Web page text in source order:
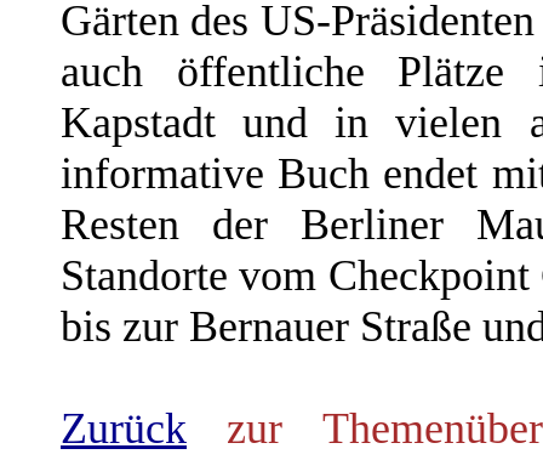
Gärten des US-
auch öffentliche
Kapstadt und in vielen
informative Buch endet
Resten der Berliner
Standorte vom
bis zur Bernauer Straße
Zurück zur